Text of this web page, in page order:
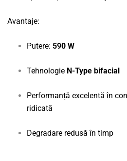
Avantaje:
Putere: 590 W
Tehnologie N-Type bifacial
Performanță excelentă în
ridicată
Degradare redusă în timp